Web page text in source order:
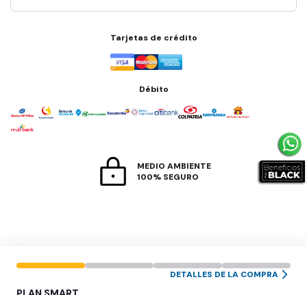
DETALLES DE LA COMPRA
Tarjetas de crédito
Débito
MEDIO AMBIENTE
100% SEGURO